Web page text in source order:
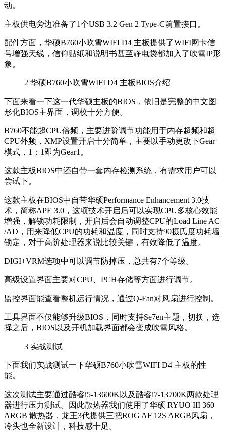
动。
主板供电旁边准备了1个USB 3.2 Gen 2 Type-C前置接口。
配件方面，华硕B760小吹雪WIFI D4 主板提供了WIFI网卡信
号增强天线，信仰贴纸和说明书甚至静电袋都加入了吹雪IP形
象。
2 华硕B760小吹雪WIFI D4 主板BIOS介绍
下面来看一下这一代华硕主板的BIOS，依旧是完整的中文图
形化BIOS主界面，调校十分方便。
B760不能超CPU倍频，主要进阶调节功能用于内存超频和超
CPU外频，XMP设置开启十分简单，主要以手动更改下Gear
模式，1：1即为Gear1。
这款主板BIOS中还自带一套内存检测系统，有需求用户可以
尝试下。
这款主板在BIOS中自带华硕Performance Enhancement 3.0技
术，简称APE 3.0，这项技术开启后可以实现CPU多核心效能
增强，解锁功耗限制，开启后会自动调整CPU的Load Line AC
/AD，用来降低CPU的功耗和温度，同时支持90摄氏度功耗墙
锁定，对于高阶处理器来说比较关键，有效降低了温度。
DIGI+VRM选项中可以调节防掉压，总共有7个等级。
高级设置界面主要对CPU、PCH存储等方面进行调节。
监控界面能查看整机运行情况，通过Q-Fan对风扇进行控制。
工具界面不仅能够升级BIOS，同时支持Se7en主题，切换，选
择之后，BIOS以及开机加载界面都会变成吹雪风格。
3 实战测试
下面我们实战测试一下华硕B760小吹雪WIFI D4 主板的性
能。
这次测试主要通过酷睿i5-13600K以及酷睿i7-13700K两款处理
器进行压力测试。因此散热器我们使用了华硕 RYUO III 360
ARGB 散热器，龙王3代提供三把ROG AF 12S ARGB风扇，
冷头也全新设计，科技感十足。